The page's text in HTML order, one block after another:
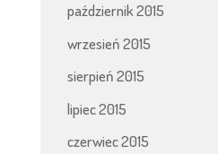
październik 2015
wrzesień 2015
sierpień 2015
lipiec 2015
czerwiec 2015